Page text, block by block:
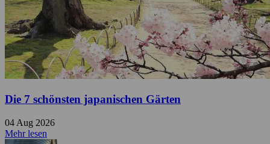
Die 7 schönsten japanischen Gärten
04 Aug 2026
Mehr lesen